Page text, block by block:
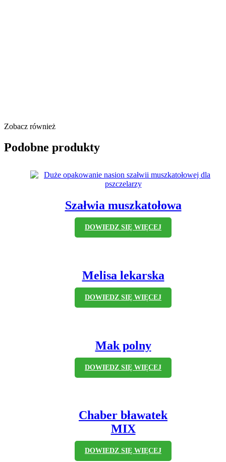
Zobacz również
Podobne produkty
Szałwia muszkatołowa
DOWIEDZ SIĘ WIĘCEJ
Melisa lekarska
DOWIEDZ SIĘ WIĘCEJ
Mak polny
DOWIEDZ SIĘ WIĘCEJ
Chaber bławatek
MIX
DOWIEDZ SIĘ WIĘCEJ